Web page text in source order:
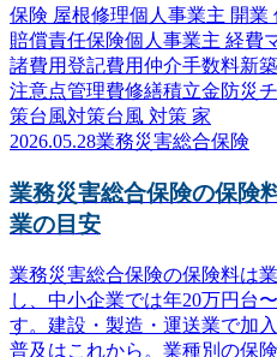
保険 屋根修理個人事業主 開業
賠償責任保険個人事業主 経費
諸費用登記費用仲介手数料新
注意点管理費修繕積立金防災
策台風対策台風 対策 家
2026.05.28業務災害総合保険
業務災害総合保険の保険
業の目安
業務災害総合保険の保険料は
し、中小企業では年20万円台
す。建設・製造・運送業で加
普及はこれから。業種別の保